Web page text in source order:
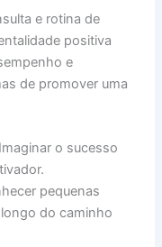
e rotina de
positiva
e
de promover uma
Imaginar o sucesso
pequenas
do caminho